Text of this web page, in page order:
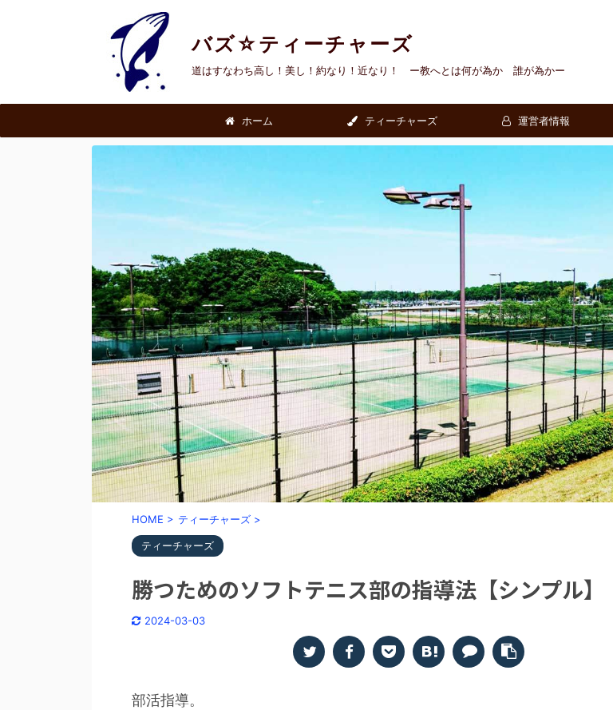
バズ☆ティーチャーズ
道はすなわち高し！美し！約なり！近なり！ ー教へとは何が為か 誰が為かー
ホーム ティーチャーズ 運営者情報
HOME > ティーチャーズ >
ティーチャーズ
勝つためのソフトテニス部の指導法【シンプル】
2024-03-03
部活指導。